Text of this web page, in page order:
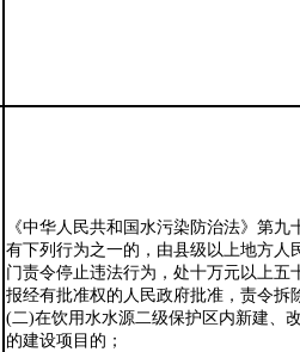
《中华人民共和国水污染防治法》第九
有下列行为之一的，由县级以上地方人
门责令停止违法行为，处十万元以上五
报经有批准权的人民政府批准，责令拆
(二)在饮用水水源二级保护区内新建、
的建设项目的；